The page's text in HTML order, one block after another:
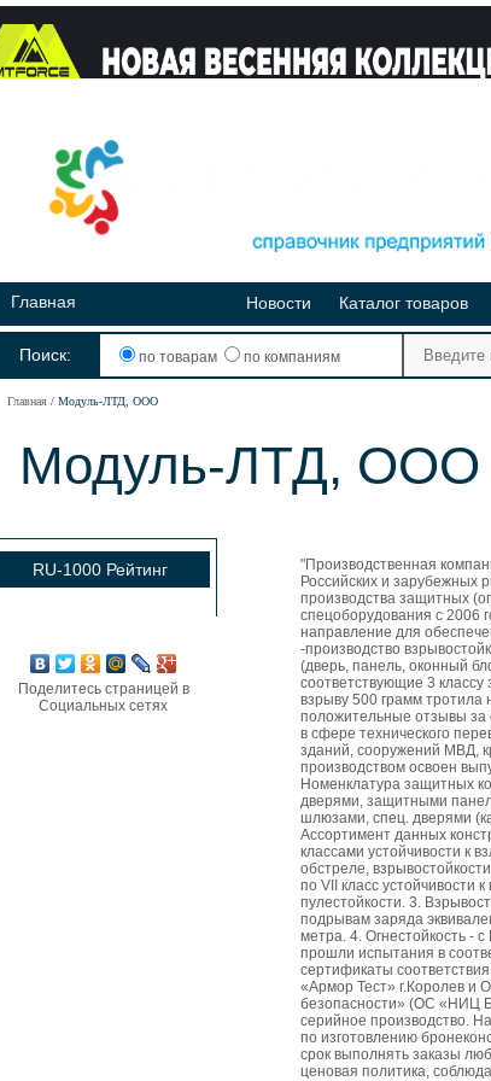
Главная Новости Каталог товаров
Поиск: по товарам по компаниям
Главная Модуль-ЛТД, ООО
Модуль-ЛТД, ООО
RU-1000 Рейтинг
Поделитесь страницей в
Социальных сетях
"Производственная
Российских и зарубежных
производства защитных
спецоборудования с 2006
направление для
-производство
(дверь, панель, оконный
соответствующие 3
взрыву 500 грамм
положительные отзывы за
в сфере технического
зданий, сооружений МВД,
производством освоен
Номенклатура защитных
дверями, защитными
шлюзами, спец. дверями
Ассортимент данных
классами устойчивости к
обстреле,
по VII класс устойчивости
пулестойкости. 3.
подрывам заряда
метра. 4. Огнестойкость
прошли испытания в
сертификаты
«Армор Тест» г.Королев и
безопасности» (ОС «НИЦ
серийное производство.
по изготовлению
срок выполнять заказы
ценовая политика,